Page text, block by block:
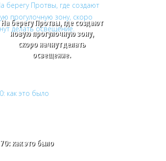
На берегу Протвы, где создают
новую прогулочную зону,
скоро начнут делать
освещение.
70: как это было